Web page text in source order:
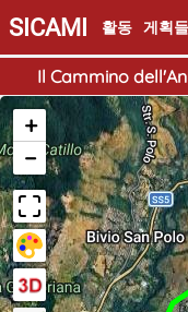
SICAMI 활동 게획들
Il Cammino
+
−